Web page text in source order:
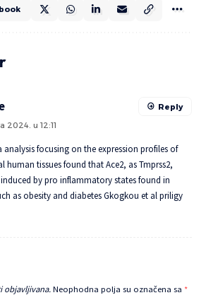
2024. u 12:11
analysis focusing on the expression profiles of
human tissues found that Ace2, as Tmprss2,
by pro inflammatory states found in
as obesity and diabetes Gkogkou et alpriligy
Reply
objavljivana. Neophodna polja su označena sa *